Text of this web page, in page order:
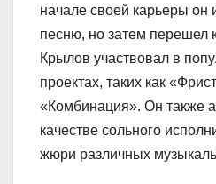
начале своей карьеры он
песню, но затем перешел
Крылов участвовал в
проектах, таких как
«Комбинация». Он также
качестве сольного
жюри различных